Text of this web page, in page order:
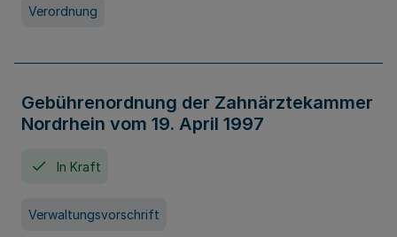
Verordnung
Gebührenordnung der Zahnärztekammer
Nordrhein vom 19. April 1997
In Kraft
Verwaltungsvorschrift